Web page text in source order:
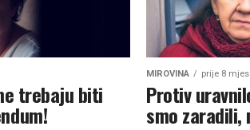
trebaju biti
MIROVINA prije 8
Protiv
smo zaradili,